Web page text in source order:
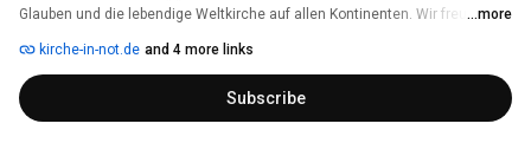
Glauben und die lebendige Weltkirche auf allen Kontinenten. Wir freuen uns
möchtest: Kanal abonnieren!
...more
kirche-in-not.de and 4 more links
Subscribe